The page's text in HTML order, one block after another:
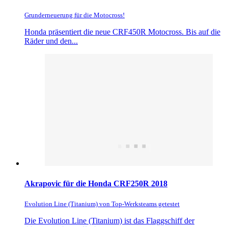
Grunderneuerung für die Motocross!
Honda präsentiert die neue CRF450R Motocross. Bis auf die
Räder und den...
Akrapovic für die Honda CRF250R 2018
Evolution Line (Titanium) von Top-Werksteams getestet
Die Evolution Line (Titanium) ist das Flaggschiff der